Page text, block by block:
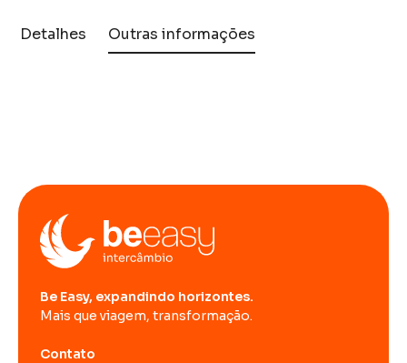
Detalhes Outras informações
Be Easy, expandindo horizontes.
Mais que viagem, transformação.
Contato